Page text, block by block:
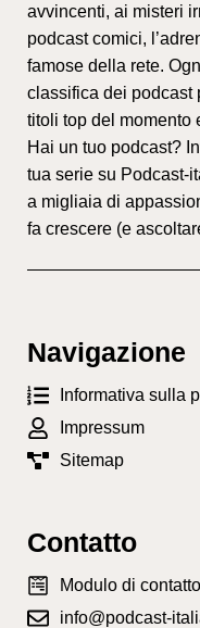
avvincenti, ai misteri
podcast comici,
famose della rete.
classifica dei podcast
titoli top del momento
Hai un tuo podcast?
tua serie su Podcast-
a migliaia di
fa crescere (e
Navigazione
Informativa sulla
Impressum
Sitemap
Contatto
Modulo di contatto
info@podcast-